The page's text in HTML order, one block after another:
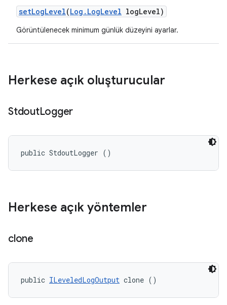
setLogLevel(Log . LogLevel logLevel)
Görüntülenecek minimum günlük düzeyini ayarlar.
Herkese açık oluşturucular
StdoutLogger
public StdoutLogger ()
Herkese açık yöntemler
clone
public ILeveledLogOutput clone ()